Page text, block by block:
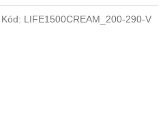
Kód: LIFE1500CREAM_200-290-V